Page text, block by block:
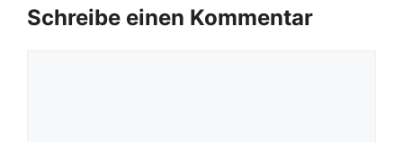
Schreibe einen Kommentar